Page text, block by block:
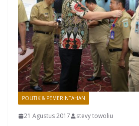
POLITIK & PEMERINTAHAN
21 Agustus 2017 stevy towoliu